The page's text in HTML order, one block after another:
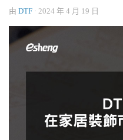
由 DTF · 2024 年 4 月 19 日